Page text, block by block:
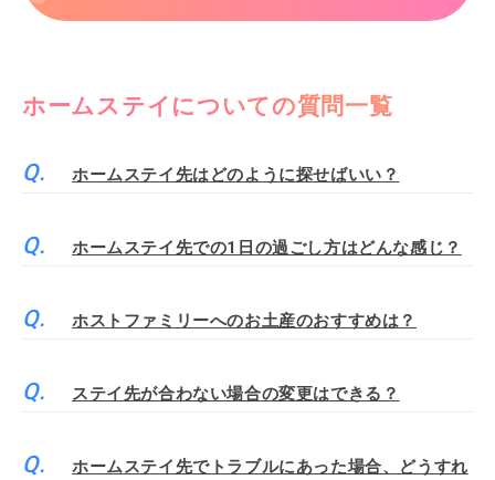
ホームステイについての質問一覧
ホームステイ先はどのように探せばいい？
ホームステイ先での1日の過ごし方はどんな感じ？
ホストファミリーへのお土産のおすすめは？
ステイ先が合わない場合の変更はできる？
ホームステイ先でトラブルにあった場合、どうすれ